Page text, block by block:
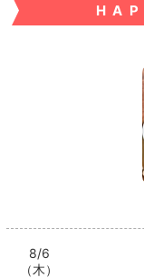
8/6
（木）